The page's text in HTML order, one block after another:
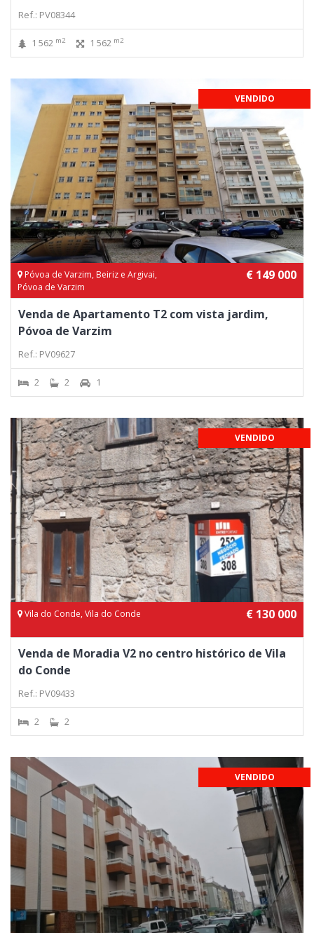
Ref.: PV08344
1 562 m2 1 562 m2
VENDIDO
Póvoa de Varzim, Beiriz e Argivai,
Póvoa de Varzim
€ 149 000
Venda de Apartamento T2 com vista jardim,
Póvoa de Varzim
Ref.: PV09627
2 2 1
VENDIDO
Vila do Conde, Vila do Conde € 130 000
Venda de Moradia V2 no centro histórico de Vila
do Conde
Ref.: PV09433
2 2
VENDIDO